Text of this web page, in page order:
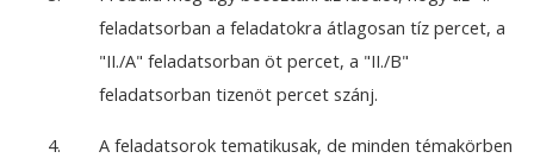
feladatsorban a feladatokra átlagosan tíz percet, a
"II./A" feladatsorban öt percet, a "II./B"
feladatsorban tizenöt percet szánj.
A feladatsorok tematikusak, de minden témakörben